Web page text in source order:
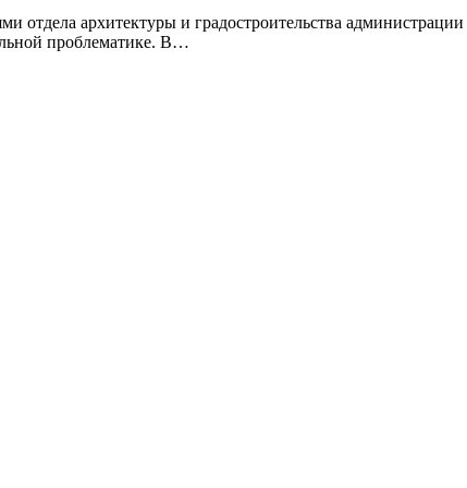
отдела архитектуры и градостроительства
проблематике. В…